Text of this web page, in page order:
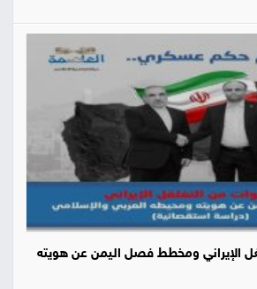
الإيراني ومخطط فصل اليمن عن هويته